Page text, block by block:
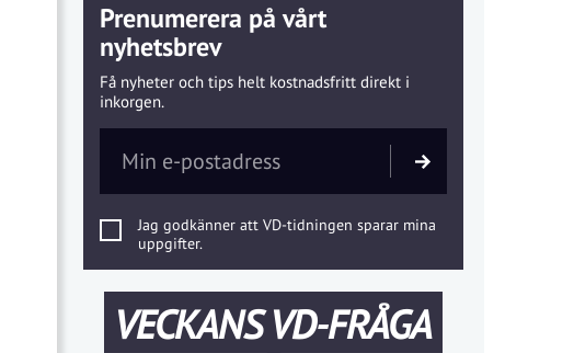
Prenumerera på vårt
nyhetsbrev
Få nyheter och tips helt kostnadsfritt direkt i
inkorgen.
Jag godkänner att VD-tidningen sparar mina
uppgifter.
VECKANS VD-FRÅGA